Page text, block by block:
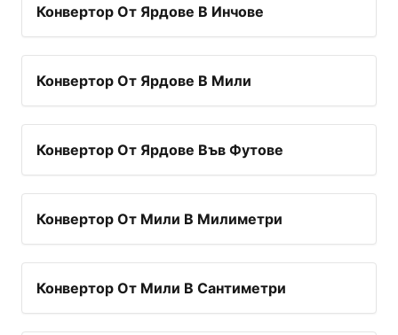
Конвертор От Ярдове В Инчове
Конвертор От Ярдове В Мили
Конвертор От Ярдове Във Футове
Конвертор От Мили В Милиметри
Конвертор От Мили В Сантиметри